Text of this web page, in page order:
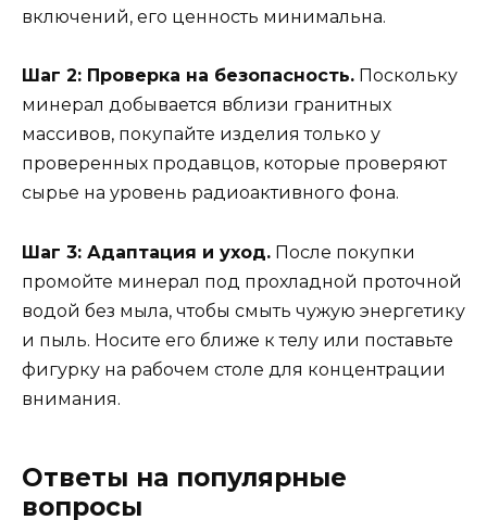
включений, его ценность минимальна.
Шаг 2: Проверка на безопасность. Поскольку
минерал добывается вблизи гранитных
массивов, покупайте изделия только у
проверенных продавцов, которые проверяют
сырье на уровень радиоактивного фона.
Шаг 3: Адаптация и уход. После покупки
промойте минерал под прохладной проточной
водой без мыла, чтобы смыть чужую энергетику
и пыль. Носите его ближе к телу или поставьте
фигурку на рабочем столе для концентрации
внимания.
Ответы на популярные
вопросы